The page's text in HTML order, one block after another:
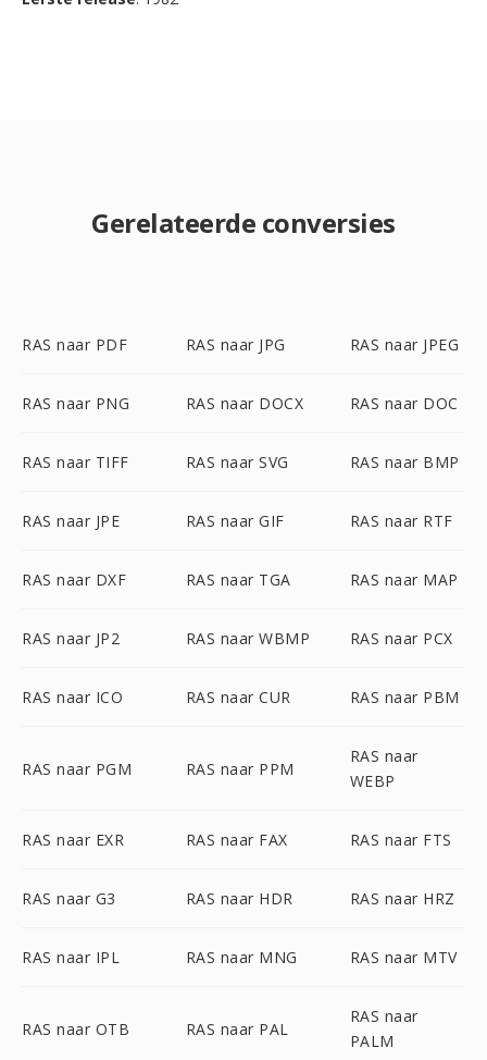
Gerelateerde conversies
RAS naar PDF RAS naar JPG RAS naar JPEG
RAS naar PNG RAS naar DOCX RAS naar DOC
RAS naar TIFF RAS naar SVG RAS naar BMP
RAS naar JPE RAS naar GIF RAS naar RTF
RAS naar DXF RAS naar TGA RAS naar MAP
RAS naar JP2 RAS naar WBMP RAS naar PCX
RAS naar ICO RAS naar CUR RAS naar PBM
RAS naar PGM RAS naar PPM
RAS naar
WEBP
RAS naar EXR RAS naar FAX RAS naar FTS
RAS naar G3 RAS naar HDR RAS naar HRZ
RAS naar IPL RAS naar MNG RAS naar MTV
RAS naar OTB RAS naar PAL
RAS naar
PALM